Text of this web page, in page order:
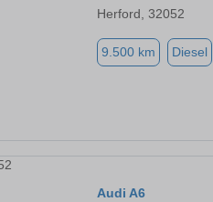
Herford, 32052
9.500 km Diesel
Audi A6